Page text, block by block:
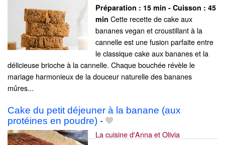
Préparation : 15 min - Cuisson : 45
min Cette recette de cake aux
bananes vegan et croustillant à la
cannelle est une fusion parfaite entre
le classique cake aux bananes et la
délicieuse brioche à la cannelle. Chaque bouchée révèle le
mariage harmonieux de la douceur naturelle des bananes
mûres...
Cake du petit déjeuner à la banane (aux
protéines en poudre) -
La cuisine d'Anna et Olivia